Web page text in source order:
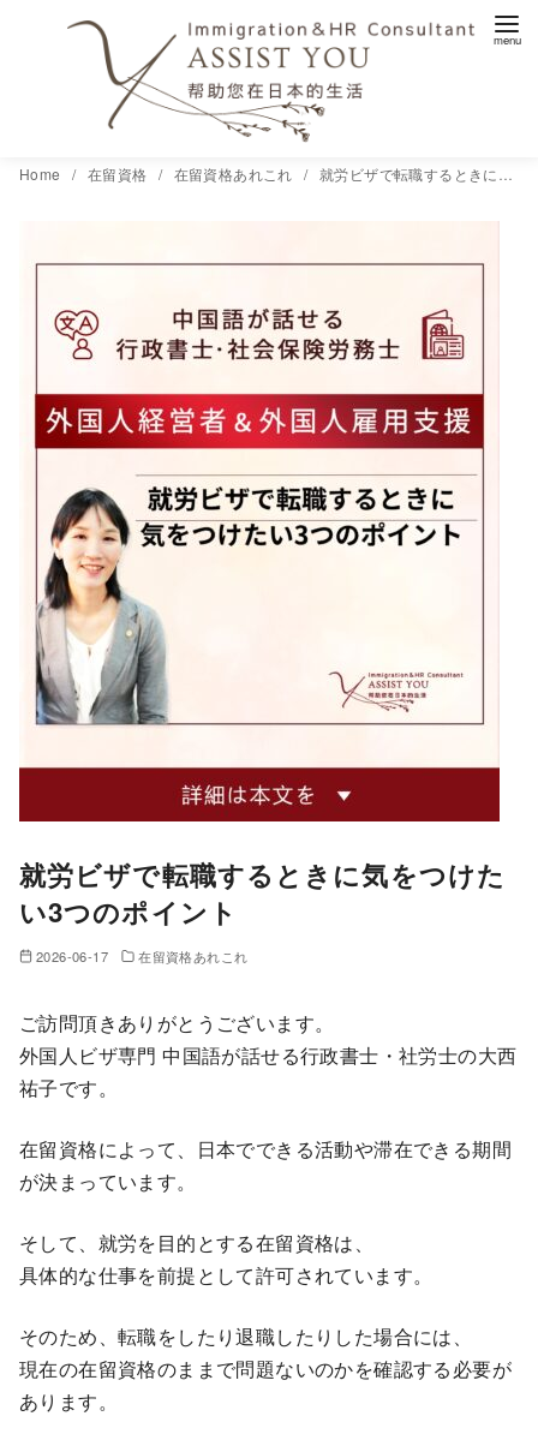
Home 在留資格 在留資格あれこれ 就労ビザで転職するときに気をつけたい3つのポイント
就労ビザで転職するときに気をつけた
い3つのポイント
2026-06-17 在留資格あれこれ
ご訪問頂きありがとうございます。
外国人ビザ専門 中国語が話せる行政書士・社労士の大西
祐子です。
在留資格によって、日本でできる活動や滞在できる期間
が決まっています。
そして、就労を目的とする在留資格は、
具体的な仕事を前提として許可されています。
そのため、転職をしたり退職したりした場合には、
現在の在留資格のままで問題ないのかを確認する必要が
あります。